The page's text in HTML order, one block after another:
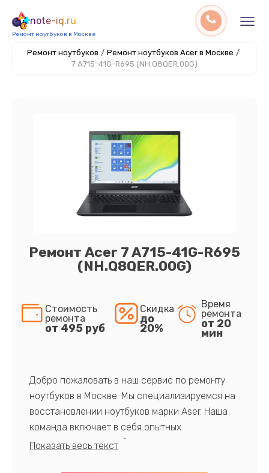
note-iq.ru
Ремонт ноутбуков в Москве
Ремонт ноутбуков / Ремонт ноутбуков Acer в Москве /
7 A715-41G-R695 (NH.Q8QER.00G)
Ремонт Acer 7 A715-41G-R695
(NH.Q8QER.00G)
Стоимость
ремонта
от 495 руб
Скидка
до
20%
Время
ремонта
от 20
мин
Добро пожаловать в наш сервис по ремонту
ноутбуков в Москве. Мы специализируемся на
восстановлении ноутбуков марки Aser. Наша
команда включает в себя опытных
профессионалов с обширными знаниями и